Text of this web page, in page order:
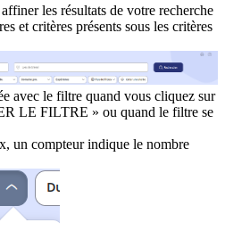
les résultats de votre recherche
et critères présents sous les critères
avec le filtre quand vous cliquez sur
LE FILTRE » ou quand le filtre se
un compteur indique le nombre